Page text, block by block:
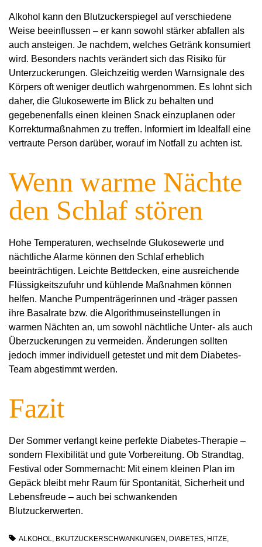
Alkohol kann den Blutzuckerspiegel auf verschiedene
Weise beeinflussen – er kann sowohl stärker abfallen als
auch ansteigen. Je nachdem, welches Getränk konsumiert
wird. Besonders nachts verändert sich das Risiko für
Unterzuckerungen. Gleichzeitig werden Warnsignale des
Körpers oft weniger deutlich wahrgenommen. Es lohnt sich
daher, die Glukosewerte im Blick zu behalten und
gegebenenfalls einen kleinen Snack einzuplanen oder
Korrekturmaßnahmen zu treffen. Informiert im Idealfall eine
vertraute Person darüber, worauf im Notfall zu achten ist.
Wenn warme Nächte
den Schlaf stören
Hohe Temperaturen, wechselnde Glukosewerte und
nächtliche Alarme können den Schlaf erheblich
beeinträchtigen. Leichte Bettdecken, eine ausreichende
Flüssigkeitszufuhr und kühlende Maßnahmen können
helfen. Manche Pumpenträgerinnen und -träger passen
ihre Basalrate bzw. die Algorithmuseinstellungen in
warmen Nächten an, um sowohl nächtliche Unter- als auch
Überzuckerungen zu vermeiden. Änderungen sollten
jedoch immer individuell getestet und mit dem Diabetes-
Team abgestimmt werden.
Fazit
Der Sommer verlangt keine perfekte Diabetes-Therapie –
sondern Flexibilität und gute Vorbereitung. Ob Strandtag,
Festival oder Sommernacht: Mit einem kleinen Plan im
Gepäck bleibt mehr Raum für Spontanität, Sicherheit und
Lebensfreude – auch bei schwankenden
Blutzuckerwerten.
ALKOHOL, BKUTZUCKERSCHWANKUNGEN, DIABETES, HITZE,